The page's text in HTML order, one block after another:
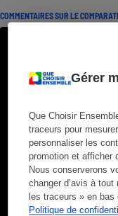
Gérer
Que Choisir
traceurs pour
personnaliser les
promotion et afficher
Nous conserverons
changer d’avis à
les traceurs » en bas
Politique de
COMMENTAIRES SUR LE